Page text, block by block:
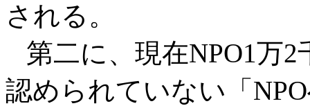
される。
第二に、現在NPO1万
認められていない「